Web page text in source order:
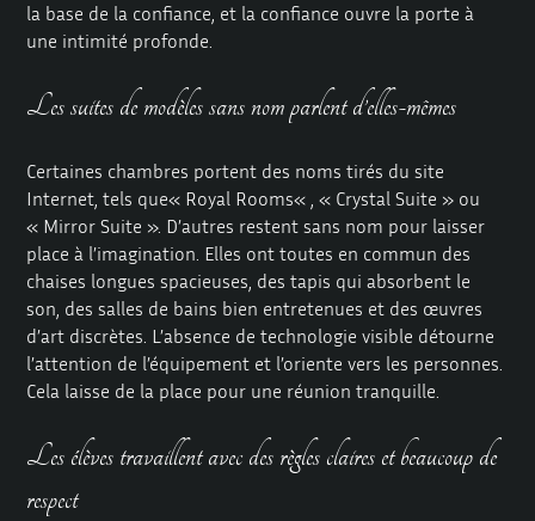
la base de la confiance, et la confiance ouvre la porte à
une intimité profonde.
Les suites de modèles sans nom parlent d’elles-mêmes
Certaines chambres portent des noms tirés du site
Internet, tels que« Royal Rooms« , « Crystal Suite » ou
« Mirror Suite ». D’autres restent sans nom pour laisser
place à l’imagination. Elles ont toutes en commun des
chaises longues spacieuses, des tapis qui absorbent le
son, des salles de bains bien entretenues et des œuvres
d’art discrètes. L’absence de technologie visible détourne
l’attention de l’équipement et l’oriente vers les personnes.
Cela laisse de la place pour une réunion tranquille.
Les élèves travaillent avec des règles claires et beaucoup de
respect